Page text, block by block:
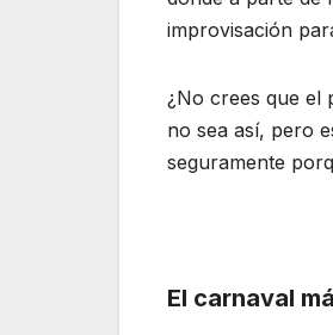
improvisación
¿No crees que el
no sea así, pero
seguramente
El carnaval